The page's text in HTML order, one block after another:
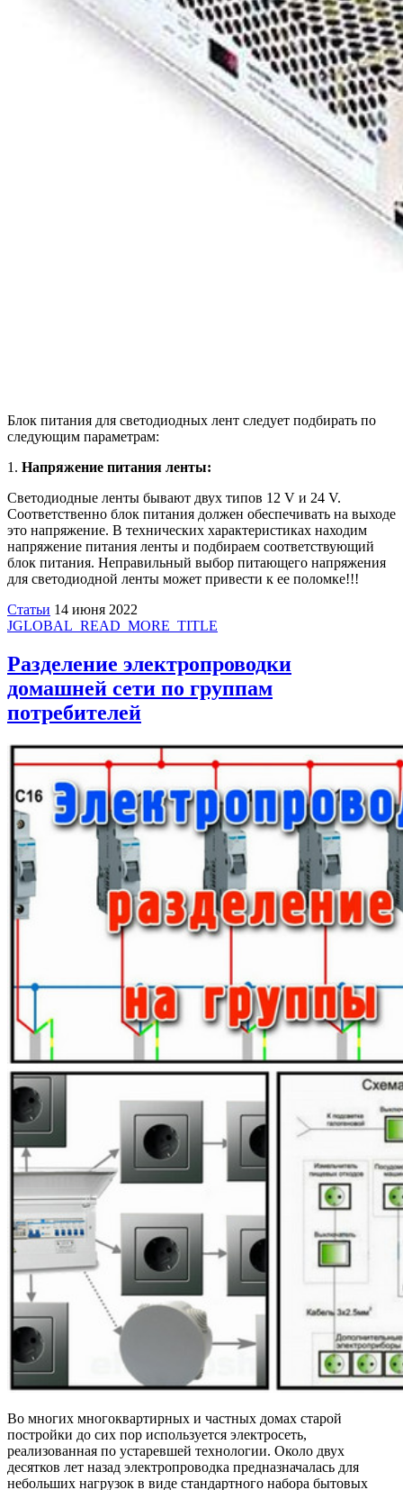
Блок питания для светодиодных лент следует подбирать по
следующим параметрам:
1. Напряжение питания ленты:
Светодиодные ленты бывают двух типов 12 V и 24 V.
Соответственно блок питания должен обеспечивать на выходе
это напряжение. В технических характеристиках находим
напряжение питания ленты и подбираем соответствующий
блок питания. Неправильный выбор питающего напряжения
для светодиодной ленты может привести к ее поломке!!!
Статьи 14 июня 2022
JGLOBAL_READ_MORE_TITLE
Разделение электропроводки
домашней сети по группам
потребителей
Во многих многоквартирных и частных домах старой
постройки до сих пор используется электросеть,
реализованная по устаревшей технологии. Около двух
десятков лет назад электропроводка предназначалась для
небольших нагрузок в виде стандартного набора бытовых